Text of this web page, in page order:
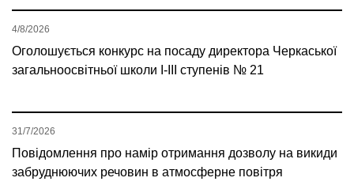
Оголошується конкурс на посаду директора Черкаської
загальноосвітньої школи І-ІІІ ступенів № 21
4/8/2026
Повідомлення про намір отримання дозволу на викиди
забруднюючих речовин в атмосферне повітря
31/7/2026